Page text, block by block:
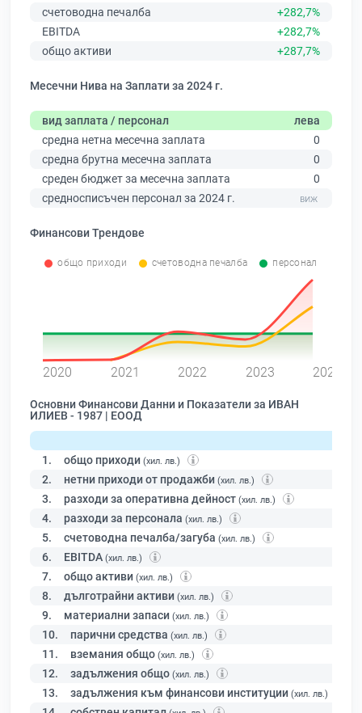
счетоводна печалба
+282,7%
EBITDA
+282,7%
общо активи
+287,7%
Месечни Нива на Заплати за 2024 г.
вид заплата / персонал
лева
средна нетна месечна заплата
0
средна брутна месечна заплата
0
среден бюджет за месечна заплата
0
средносписъчен персонал за 2024 г.
Финансови Трендове
общо приходи счетоводна печалба персонал
2020 2021 2022 2023 2024
Основни Финансови Данни и Показатели за ИВАН
ИЛИЕВ - 1987 | ЕООД
1. общо приходи (хил. лв.)
2. нетни приходи от продажби (хил. лв.)
3. разходи за оперативна дейност (хил. лв.)
4. разходи за персонала (хил. лв.)
5. счетоводна печалба/загуба (хил. лв.)
6. EBITDA (хил. лв.)
7. общо активи (хил. лв.)
8. дълготрайни активи (хил. лв.)
9. материални запаси (хил. лв.)
10. парични средства (хил. лв.)
11. вземания общо (хил. лв.)
12. задължения общо (хил. лв.)
13. задължения към финансови институции (хил. лв.)